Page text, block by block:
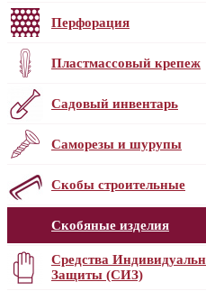
Перфорация
Пластмассовый крепеж
Садовый инвентарь
Саморезы и шурупы
Скобы строительные
Скобяные изделия
Средства
Защиты (СИЗ)